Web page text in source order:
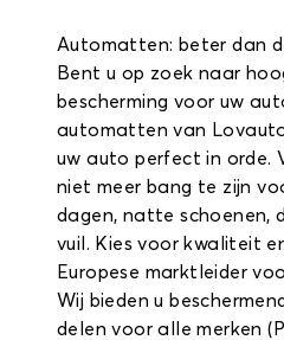
Automatten: beter dan
Bent u op zoek naar
bescherming voor uw
automatten van
uw auto perfect in orde.
niet meer bang te zijn
dagen, natte schoenen,
vuil. Kies voor kwaliteit
Europese marktleider
Wij bieden u
delen voor alle merken